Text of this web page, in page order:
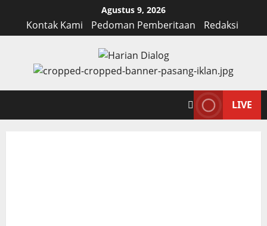
content
Agustus 9, 2026
Kontak Kami Pedoman Pemberitaan Redaksi
LIVE